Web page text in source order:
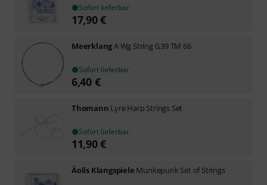
Sofort lieferbar
17,90€
MeerklangA Wg String 0,39 TM 66
Sofort lieferbar
6,40 €
Thomann Lyre Harp Strings Set
Sofort lieferbar
11,90€
Äolis Klangspiele Munkepunk Set of Strings